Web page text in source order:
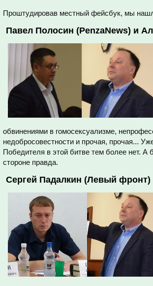
Проштудировав местный фейсбук, мы
Павел Полосин (PenzaNews) и
обвинениями в гомосексуализме,
недобросовестности и прочая, прочая...
Победителя в этой битве тем более нет.
стороне правда.
Сергей Падалкин (Левый фронт)